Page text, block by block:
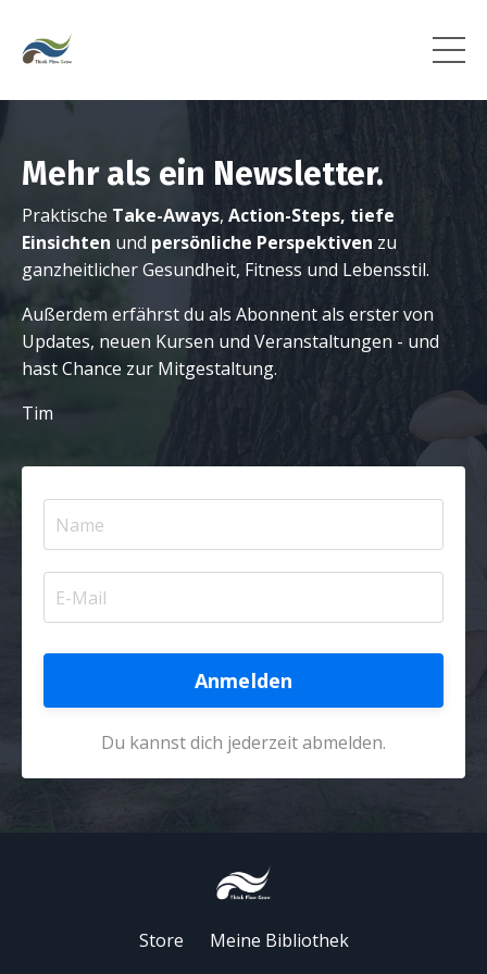
Mehr als ein Newsletter.
Praktische Take-Aways, Action-Steps, tiefe
Einsichten und persönliche Perspektiven zu
ganzheitlicher Gesundheit, Fitness und Lebensstil.
Außerdem erfährst du als Abonnent als erster von
Updates, neuen Kursen und Veranstaltungen - und
hast Chance zur Mitgestaltung.
Tim
Anmelden
Du kannst dich jederzeit abmelden.
Store Meine Bibliothek